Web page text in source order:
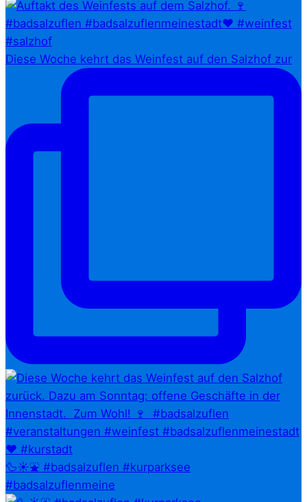
Diese Woche kehrt das Weinfest auf den Salzhof zur
🦆☀️⛲ #badsalzuflen #kurparksee
#badsalzuflenmeine